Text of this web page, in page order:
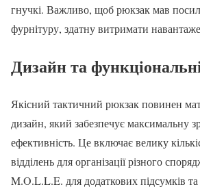
гнучкі. Важливо, щоб рюкзак мав
фурнітуру, здатну витримати
Дизайн та
Якісний тактичний рюкзак повинен
дизайн, який забезпечує максимальну
ефективність. Це включає велику
відділень для організації різного
M.O.L.L.E. для додаткових підсумків та